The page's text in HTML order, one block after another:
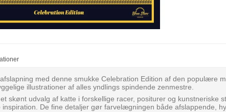
med denne smukke Celebration Edition af den populære
illustrationer af alles yndlings spindende zenmestre.
skønt udvalg af katte i forskellige racer, positurer og kunstneriske
inspiration. De fine detaljer gør farvelægningen både afslappende,